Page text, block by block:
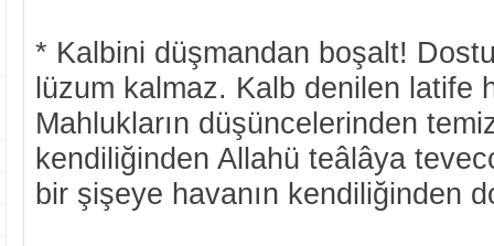
* Kalbini düşmandan boşalt!
lüzum kalmaz. Kalb denilen latife
Mahlukların düşüncelerinden
kendiliğinden Allahü teâlâya
bir şişeye havanın kendiliğinden